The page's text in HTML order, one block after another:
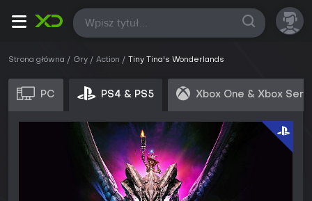
Wszystkie
Strona główna Gry Action Tiny Tina's Wonderlands
PC PS4 & PS5 Xbox One & Xbox